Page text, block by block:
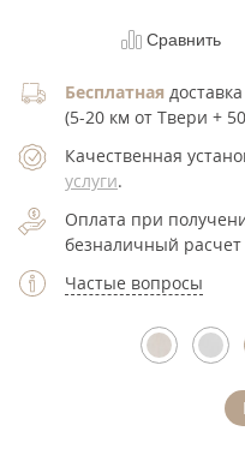
Сравнить
Бесплатная
(5-20 км от Твери +
Качественная
услуги.
Оплата при
безналичный расчет
Частые вопросы